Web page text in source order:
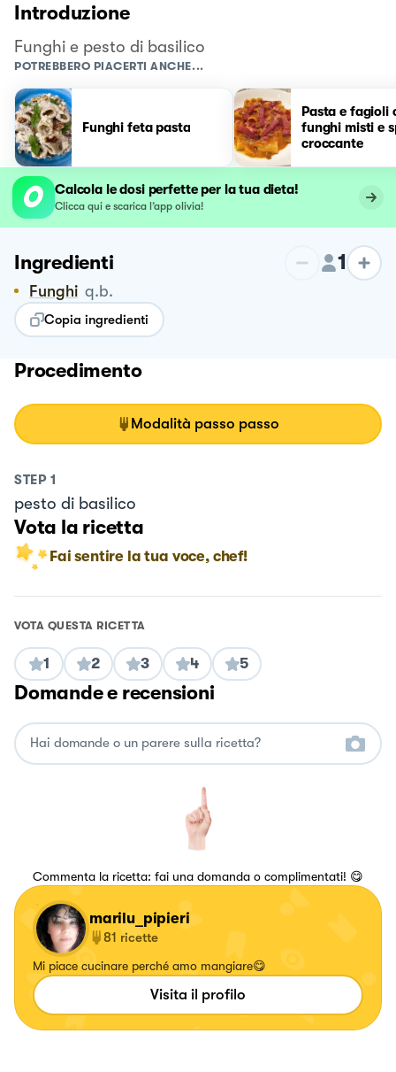
Introduzione
Funghi e pesto di basilico
POTREBBERO PIACERTI ANCHE...
Funghi feta pasta
Pasta e fagioli
funghi misti e
croccante
Calcola le dosi perfette per la tua dieta!
Clicca qui e scarica l’app olivia!
Ingredienti 1
Funghi q.b.
Copia ingredienti
Procedimento
Modalità passo passo
STEP 1
pesto di basilico
Vota la ricetta
Fai sentire la tua voce, chef!
VOTA QUESTA RICETTA
1 2 3 4 5
Domande e recensioni
Commenta la ricetta: fai una domanda o complimentati! 😋
marilu_pipieri
81 ricette
Mi piace cucinare perché amo mangiare😋
Visita il profilo